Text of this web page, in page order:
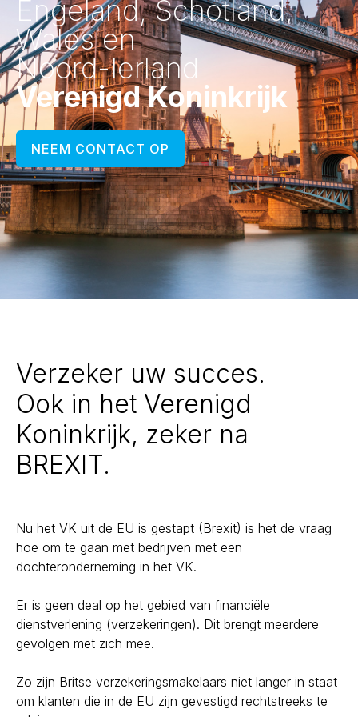
Engeland, Schotland,
Wales en
Noord-Ierland
Verenigd Koninkrijk
NEEM CONTACT OP
Verzeker uw succes.
Ook in het Verenigd
Koninkrijk, zeker na
BREXIT.
Nu het VK uit de EU is gestapt (Brexit) is het de vraag
hoe om te gaan met bedrijven met een
dochteronderneming in het VK.
Er is geen deal op het gebied van financiële
dienstverlening (verzekeringen). Dit brengt meerdere
gevolgen met zich mee.
Zo zijn Britse verzekeringsmakelaars niet langer in staat
om klanten die in de EU zijn gevestigd rechtstreeks te